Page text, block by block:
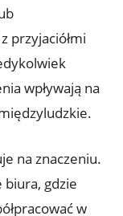
przyjaciółmi
wpływają na
na znaczeniu.
gdzie
w